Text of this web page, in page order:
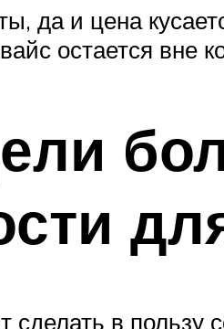
да и цена
остается вне
сделать в